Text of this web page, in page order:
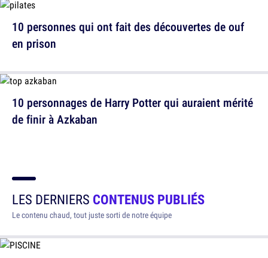
10 personnages de Harry Potter qui auraient mérité
de finir à Azkaban
10 personnes qui ont fait des découvertes de ouf
en prison
LES DERNIERS CONTENUS PUBLIÉS
Le contenu chaud, tout juste sorti de notre équipe